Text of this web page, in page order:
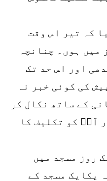
کہ تیر اس وقت
میں ہوں۔ چنانچہ
اور اس حد تک
کی کوئی خبر نہ
کے ساتھ نکال کر
آپؓ کو تکلیف کا
روز مسجد میں
یکایک مسجد کے